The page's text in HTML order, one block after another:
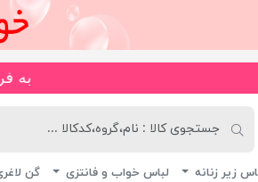
به فروشگاه
زیر زنانه لباس خواب و فانتزی گن